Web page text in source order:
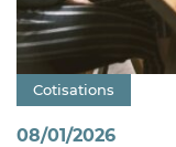
Catégorie : "
Cotisations
08/01/2026